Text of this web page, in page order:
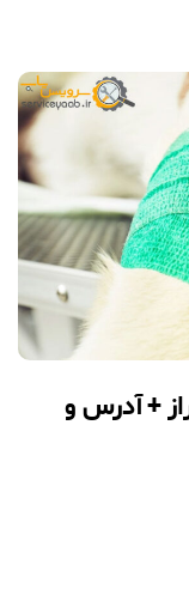
+ آدرس و